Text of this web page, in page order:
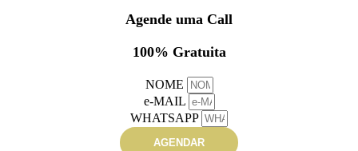
Agende uma Call
100% Gratuita
NOME
e-MAIL
WHATSAPP
AGENDAR